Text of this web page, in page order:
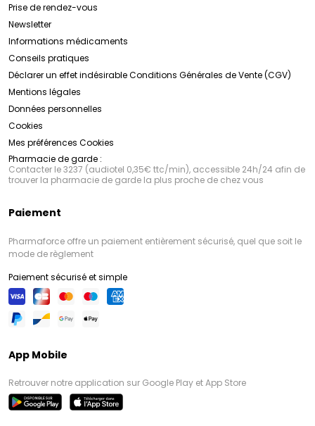
Prise de rendez-vous
Newsletter
Informations médicaments
Conseils pratiques
Déclarer un effet indésirableConditions Générales de Vente (CGV)
Mentions légales
Données personnelles
Cookies
Mes préférences Cookies
Pharmacie de garde :
Contacter le 3237 (audiotel 0,35€ ttc/min), accessible 24h/24 afin de
trouver la pharmacie de garde la plus proche de chez vous
Paiement
Pharmaforce offre un paiement entièrement sécurisé, quel que soit le
mode de règlement
Paiement sécurisé et simple
App Mobile
Retrouver notre application sur Google Play et App Store